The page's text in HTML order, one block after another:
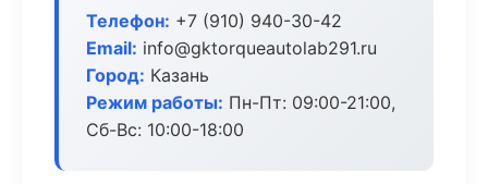
Телефон: +7 (910) 940-30-42
Email: info@gktorqueautolab291.ru
Город: Казань
Режим работы: Пн-Пт: 09:00-21:00,
Сб-Вс: 10:00-18:00